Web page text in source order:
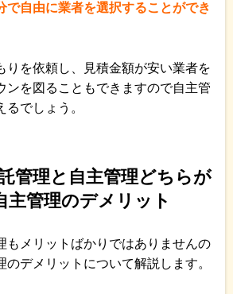
で自由に業者を選択することができ
りを依頼し、見積金額が安い業者を
ンを図ることもできますので自主管
でしょう。
管理と自主管理どちらが
管理のデメリット
もメリットばかりではありませんの
のデメリットについて解説します。